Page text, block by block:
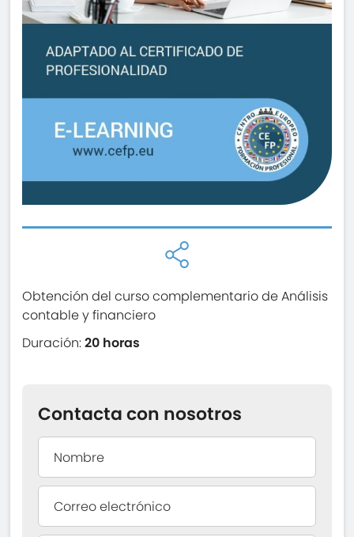
Obtención del curso complementario de Análisis
contable y financiero
Duración:20 horas
Contacta con nosotros